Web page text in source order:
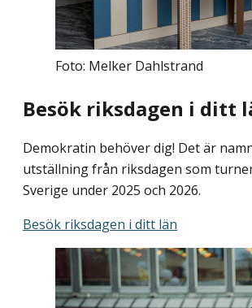
Foto: Melker Dahlstrand
Besök riksdagen i ditt
Demokratin behöver dig! Det är
utställning från riksdagen som
Sverige under 2025 och 2026.
Besök riksdagen i ditt län